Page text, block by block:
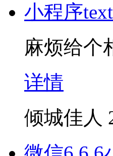
小程序
麻烦给个
详情
倾城佳人